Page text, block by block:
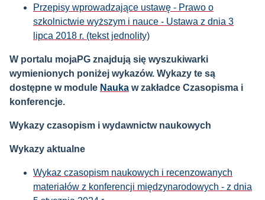
Przepisy wprowadzające ustawę - Prawo o
szkolnictwie wyższym i nauce - Ustawa z dnia 3
lipca 2018 r. (tekst jednolity)
W portalu mojaPG znajdują się wyszukiwarki
wymienionych poniżej wykazów. Wykazy te są
dostępne w module Nauka w zakładce Czasopisma i
konferencje.
Wykazy czasopism i wydawnictw naukowych
Wykazy aktualne
Wykaz czasopism naukowych i recenzowanych
materiałów z konferencji międzynarodowych - z dnia